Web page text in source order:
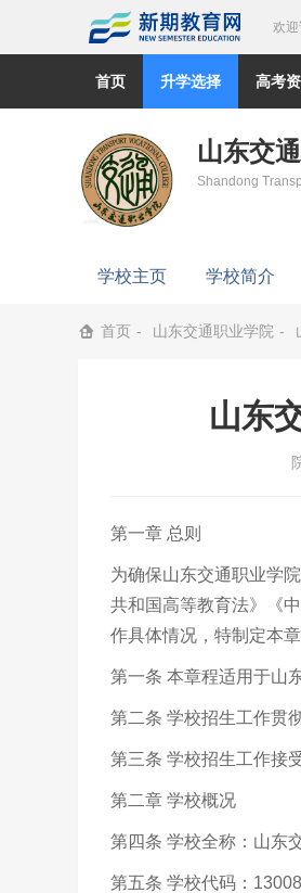
欢
首页 升学选择 高考
山东交
Shandong
学校主页 学校简介
首页 山东交通职业学院
山东
第一章 总则
为确保山东交通职业学
共和国高等教育法》《
作具体情况，特制定本章
第一条 本章程适用于山
第二条 学校招生工作贯
第三条 学校招生工作接
第二章 学校概况
第四条 学校全称：山东
第五条 学校代码：13008